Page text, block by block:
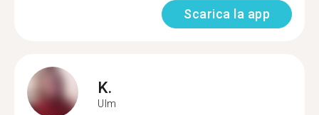
Scarica la app
K.
Ulm